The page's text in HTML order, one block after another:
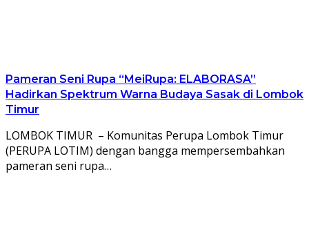
Pameran Seni Rupa “MeiRupa: ELABORASA”
Hadirkan Spektrum Warna Budaya Sasak di Lombok
Timur
LOMBOK TIMUR – Komunitas Perupa Lombok Timur
(PERUPA LOTIM) dengan bangga mempersembahkan
pameran seni rupa…